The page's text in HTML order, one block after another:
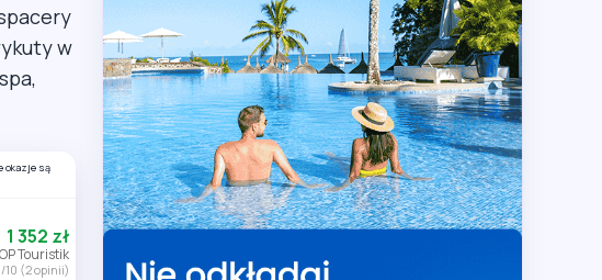
w
okazje są
1 352 zł
Touristik
10 (2 opinii)